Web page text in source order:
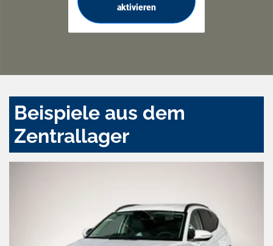
aktivieren
Beispiele aus dem
Zentrallager